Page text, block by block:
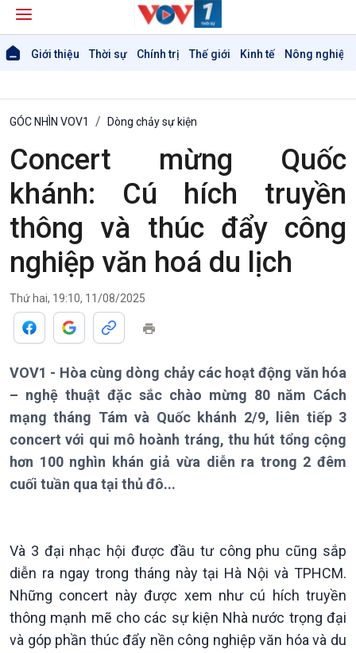
Giới thiệu Thời sự Chính trị Thế giới Kinh tế Nông nghiệp
Giới thiệu
Thời sự
Chuyên mục
Theo dòng Thời sự
Tin Chính trị
Chính phủ với người dân
Quốc hội với cử tri
Xây dựng đảng
Đảng trong cuộc sống
Nhận diện sự thật
Tin thế giới
Vấn đề quốc tế
Hồ sơ sự kiện quốc tế
Thế giới & Việt Nam
Biên cương - Một dải vững
bền
GÓC NHÌN VOV1 Dòng chảy sự kiện
Concert mừng Quốc
khánh: Cú hích truyền
thông và thúc đẩy công
nghiệp văn hoá du lịch
Thứ hai, 19:10, 11/08/2025
VOV1 - Hòa cùng dòng chảy các hoạt động văn hóa
– nghệ thuật đặc sắc chào mừng 80 năm Cách
mạng tháng Tám và Quốc khánh 2/9, liên tiếp 3
concert với qui mô hoành tráng, thu hút tổng cộng
hơn 100 nghìn khán giả vừa diễn ra trong 2 đêm
cuối tuần qua tại thủ đô...
Và 3 đại nhạc hội được đầu tư công phu cũng sắp
diễn ra ngay trong tháng này tại Hà Nội và TPHCM.
Những concert này được xem như cú hích truyền
thông mạnh mẽ cho các sự kiện Nhà nước trọng đại
và góp phần thúc đẩy nền công nghiệp văn hóa và du